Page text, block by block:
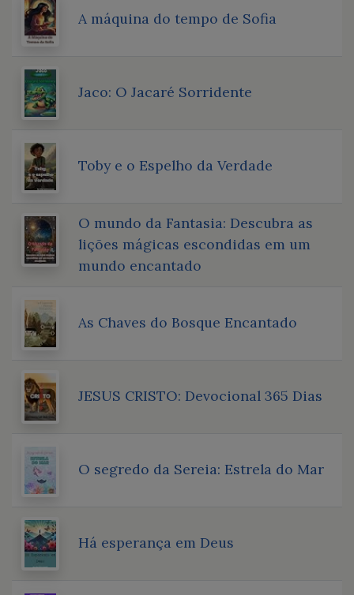
A máquina do tempo de Sofia
Jaco: O Jacaré Sorridente
Toby e o Espelho da Verdade
O mundo da Fantasia: Descubra as
lições mágicas escondidas em um
mundo encantado
As Chaves do Bosque Encantado
JESUS CRISTO: Devocional 365 Dias
O segredo da Sereia: Estrela do Mar
Há esperança em Deus